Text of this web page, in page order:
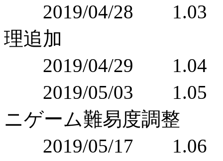
2019/04/28 1.03
理追加
2019/04/29 1.04
2019/05/03 1.05
ニゲーム難易度調整
2019/05/17 1.06 2